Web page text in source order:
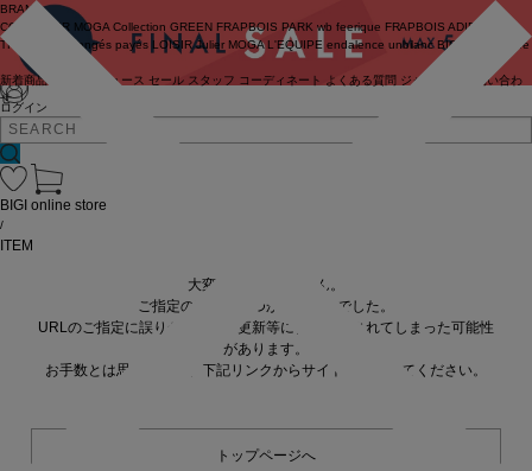
ログイン
BRAND
COUTURIER MOGA Collection GREEN FRAPBOIS PARK wb feerique FRAPBOIS ADIEU
TRISTESSE
congés payés LOISIR Julier MOGA L'EQUIPE endalence unbilanc BIGI online store
新着商品 ニュース セール スタッフ コーディネート よくある質問 ジャーナル
お問い合わ
せ
BIGI online store
/
ITEM
大変申し訳ありません。
ご指定の商品が見つかりませんでした。
URLのご指定に誤りがあるか、更新等に伴い削除されてしまった可能性
があります。
お手数とは思いますが、下記リンクからサイトへ移動してください。
トップページへ